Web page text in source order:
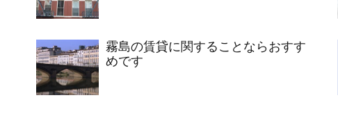
霧島の賃貸に関することならおすす
めです